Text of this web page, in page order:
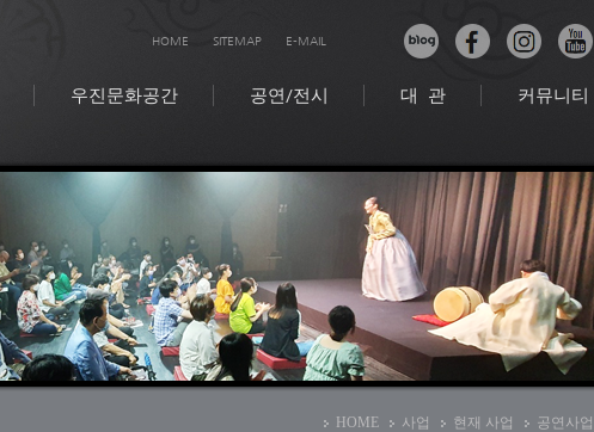
HOME SITEMAP E-MAIL
우진문화공간 공연/전시 대 관 커뮤니티
HOME 사업 현재 사업 공연사업